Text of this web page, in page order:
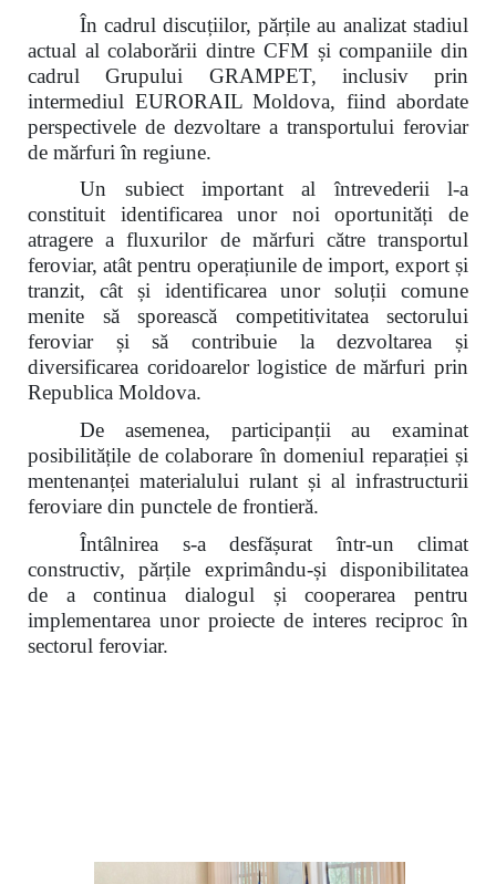
În cadrul discuțiilor, părțile au analizat stadiul
actual al colaborării dintre CFM și companiile din
cadrul Grupului GRAMPET, inclusiv prin
intermediul EURORAIL Moldova, fiind abordate
perspectivele de dezvoltare a transportului feroviar
de mărfuri în regiune.
Un subiect important al întrevederii l-a
constituit identificarea unor noi oportunități de
atragere a fluxurilor de mărfuri către transportul
feroviar, atât pentru operațiunile de import, export și
tranzit, cât și identificarea unor soluții comune
menite să sporească competitivitatea sectorului
feroviar și să contribuie la dezvoltarea și
diversificarea coridoarelor logistice de mărfuri prin
Republica Moldova.
De asemenea, participanții au examinat
posibilitățile de colaborare în domeniul reparației și
mentenanței materialului rulant și al infrastructurii
feroviare din punctele de frontieră.
Întâlnirea s-a desfășurat într-un climat
constructiv, părțile exprimându-și disponibilitatea
de a continua dialogul și cooperarea pentru
implementarea unor proiecte de interes reciproc în
sectorul feroviar.